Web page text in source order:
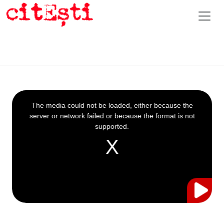
This
is
a
The media could not be loaded, either because the
server or network failed or because the format is not
supported.